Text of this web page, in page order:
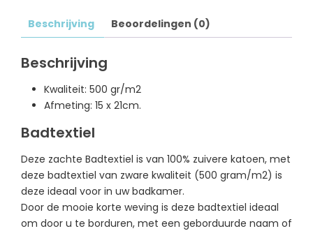
Beschrijving Beoordelingen (0)
Beschrijving
Kwaliteit: 500 gr/m2
Afmeting: 15 x 21cm.
Badtextiel
Deze zachte Badtextiel is van 100% zuivere katoen, met
deze badtextiel van zware kwaliteit (500 gram/m2) is
deze ideaal voor in uw badkamer.
Door de mooie korte weving is deze badtextiel ideaal
om door u te borduren, met een geborduurde naam of